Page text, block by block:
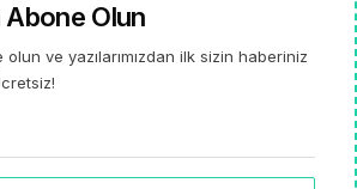
Abone Olun
olun ve yazılarımızdan ilk sizin haberiniz